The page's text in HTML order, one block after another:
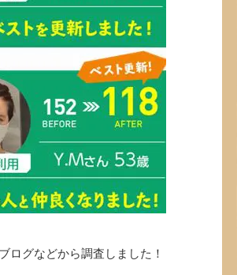
ログなどから調査しました！